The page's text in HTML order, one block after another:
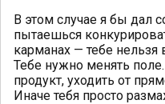
В этом случае я бы дал
пытаешься
карманах — тебе нельзя
Тебе нужно менять
продукт, уходить от
Иначе тебя просто